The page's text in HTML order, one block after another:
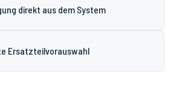
direkt aus dem System
Ersatzteilvorauswahl